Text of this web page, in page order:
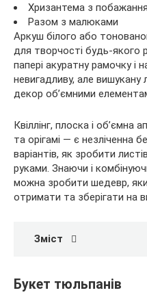
Хризантема з
Разом з малюками
Аркуш білого або
для творчості будь-якого
папері акуратну рамочку
невигадливу, але вишукану
декор об’ємними
Квіллінг, плоска і об’ємна
та орігамі — є незліченна
варіантів, як зробити
руками. Знаючи і
можна зробити шедевр,
отримати та зберігати на
Зміст
Букет тюльпанів